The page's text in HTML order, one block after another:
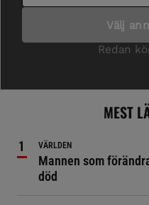
MEST
VÄRLDEN
Mannen som
död